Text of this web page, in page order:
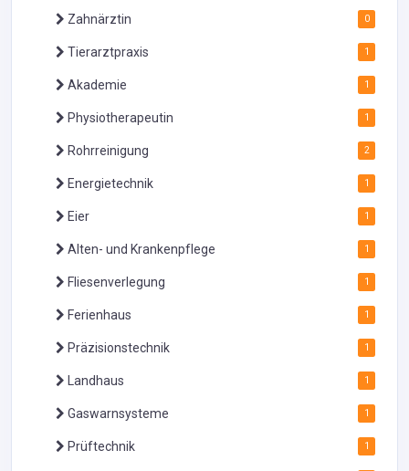
Zahnärztin 0
Tierarztpraxis 1
Akademie 1
Physiotherapeutin 1
Rohrreinigung 2
Energietechnik 1
Eier 1
Alten- und Krankenpflege 1
Fliesenverlegung 1
Ferienhaus 1
Präzisionstechnik 1
Landhaus 1
Gaswarnsysteme 1
Prüftechnik 1